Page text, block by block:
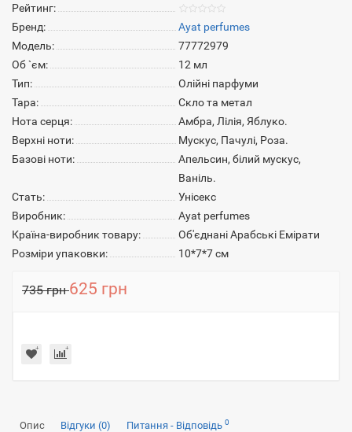
Рейтинг:
Бренд:
Ayat perfumes
Модель:
77772979
Об `єм:
12 мл
Тип:
Олійні парфуми
Тара:
Скло та метал
Нота серця:
Амбра, Лілія, Яблуко.
Верхні ноти:
Мускус, Пачулі, Роза.
Базові ноти:
Апельсин, білий мускус,
Ваніль.
Стать:
Унісекс
Виробник:
Ayat perfumes
Країна-виробник товару:
Об'єднані Арабські Емірати
Розміри упаковки:
10*7*7 см
735 грн625 грн
Опис Відгуки (0) Питання - Відповідь 0